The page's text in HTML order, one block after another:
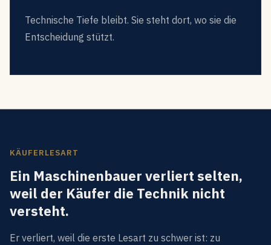
Technische Tiefe bleibt. Sie steht dort, wo sie die
Entscheidung stützt.
KÄUFERLESART
Ein Maschinenbauer verliert selten,
weil der Käufer die Technik nicht
versteht.
Er verliert, weil die erste Lesart zu schwer ist: zu